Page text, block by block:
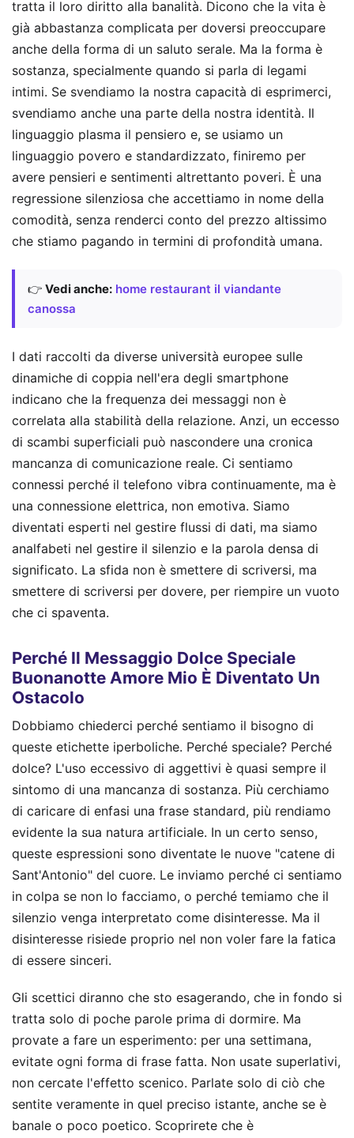
tratta il loro diritto alla banalità. Dicono che la vita è
già abbastanza complicata per doversi preoccupare
anche della forma di un saluto serale. Ma la forma è
sostanza, specialmente quando si parla di legami
intimi. Se svendiamo la nostra capacità di esprimerci,
svendiamo anche una parte della nostra identità. Il
linguaggio plasma il pensiero e, se usiamo un
linguaggio povero e standardizzato, finiremo per
avere pensieri e sentimenti altrettanto poveri. È una
regressione silenziosa che accettiamo in nome della
comodità, senza renderci conto del prezzo altissimo
che stiamo pagando in termini di profondità umana.
👉 Vedi anche: home restaurant il viandante
canossa
I dati raccolti da diverse università europee sulle
dinamiche di coppia nell'era degli smartphone
indicano che la frequenza dei messaggi non è
correlata alla stabilità della relazione. Anzi, un eccesso
di scambi superficiali può nascondere una cronica
mancanza di comunicazione reale. Ci sentiamo
connessi perché il telefono vibra continuamente, ma è
una connessione elettrica, non emotiva. Siamo
diventati esperti nel gestire flussi di dati, ma siamo
analfabeti nel gestire il silenzio e la parola densa di
significato. La sfida non è smettere di scriversi, ma
smettere di scriversi per dovere, per riempire un vuoto
che ci spaventa.
Perché Il Messaggio Dolce Speciale
Buonanotte Amore Mio È Diventato Un
Ostacolo
Dobbiamo chiederci perché sentiamo il bisogno di
queste etichette iperboliche. Perché speciale? Perché
dolce? L'uso eccessivo di aggettivi è quasi sempre il
sintomo di una mancanza di sostanza. Più cerchiamo
di caricare di enfasi una frase standard, più rendiamo
evidente la sua natura artificiale. In un certo senso,
queste espressioni sono diventate le nuove "catene di
Sant'Antonio" del cuore. Le inviamo perché ci sentiamo
in colpa se non lo facciamo, o perché temiamo che il
silenzio venga interpretato come disinteresse. Ma il
disinteresse risiede proprio nel non voler fare la fatica
di essere sinceri.
Gli scettici diranno che sto esagerando, che in fondo si
tratta solo di poche parole prima di dormire. Ma
provate a fare un esperimento: per una settimana,
evitate ogni forma di frase fatta. Non usate superlativi,
non cercate l'effetto scenico. Parlate solo di ciò che
sentite veramente in quel preciso istante, anche se è
banale o poco poetico. Scoprirete che è